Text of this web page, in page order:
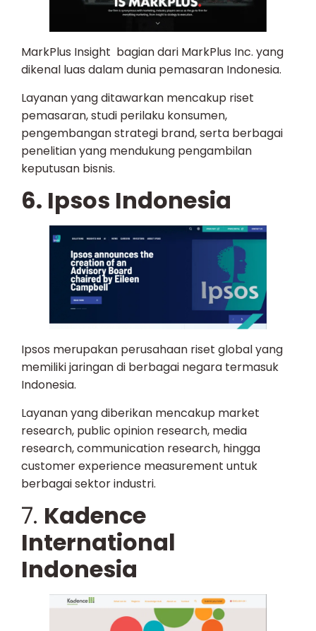
MarkPlus Insight bagian dari MarkPlus Inc. yang
dikenal luas dalam dunia pemasaran Indonesia.
Layanan yang ditawarkan mencakup riset
pemasaran, studi perilaku konsumen,
pengembangan strategi brand, serta berbagai
penelitian yang mendukung pengambilan
keputusan bisnis.
6. Ipsos Indonesia
Ipsos merupakan perusahaan riset global yang
memiliki jaringan di berbagai negara termasuk
Indonesia.
Layanan yang diberikan mencakup market
research, public opinion research, media
research, communication research, hingga
customer experience measurement untuk
berbagai sektor industri.
7. Kadence
International
Indonesia